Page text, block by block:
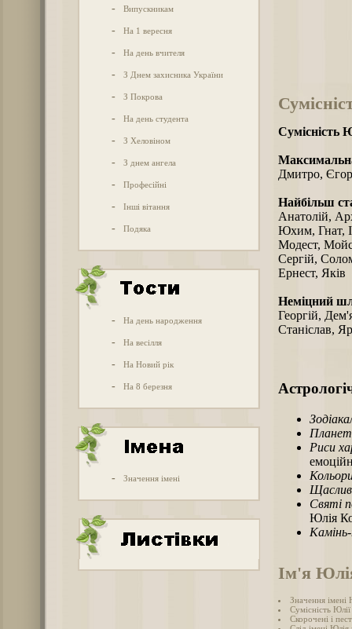
- Випускникам
- На 1 вересня
- На день вчителя
- З Днем захисника України
- З Покрова
- На день студента
- З Хеловіном
- З днем ангела
- Професійні
- Інші вітання
- Подяка
- На день народження
- На весілля
- На Новий рік
- На 8 березня
- Значення імені
Сумісність
Дмитро,
Найбільш
Анатолій,
Юхим, Гнат,
Модест,
Сергій,
Ернест, Яків
Неміцний
Георгій,
Станіслав,
Риси
Святі
Юлія
Ім'я
Значення імені
Сумісність
Скорочені і